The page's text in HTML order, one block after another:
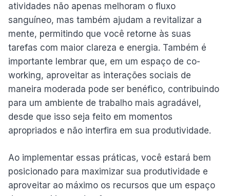
atividades não apenas melhoram o fluxo
sanguíneo, mas também ajudam a revitalizar a
mente, permitindo que você retorne às suas
tarefas com maior clareza e energia. Também é
importante lembrar que, em um espaço de co-
working, aproveitar as interações sociais de
maneira moderada pode ser benéfico, contribuindo
para um ambiente de trabalho mais agradável,
desde que isso seja feito em momentos
apropriados e não interfira em sua produtividade.
Ao implementar essas práticas, você estará bem
posicionado para maximizar sua produtividade e
aproveitar ao máximo os recursos que um espaço